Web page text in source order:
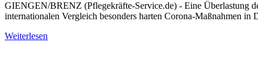
GIENGEN/BRENZ (Pflegekräfte-Service.de) - Eine Überlastung
internationalen Vergleich besonders harten Corona-Maßnahmen in
Weiterlesen